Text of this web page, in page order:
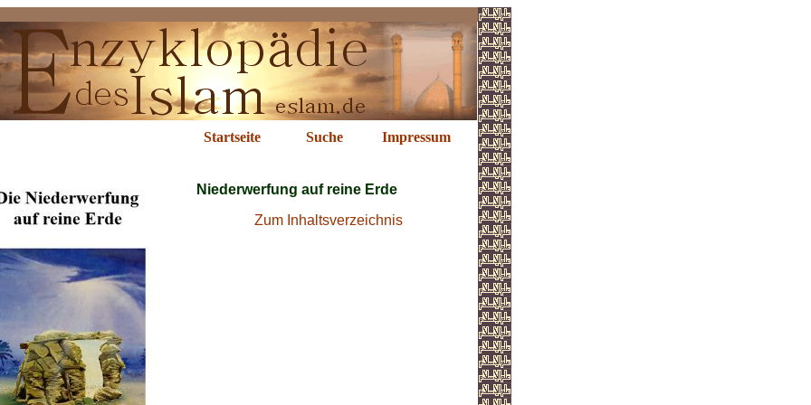
Startseite Suche Impressum
Niederwerfung auf reine Erde
Zum Inhaltsverzeichnis